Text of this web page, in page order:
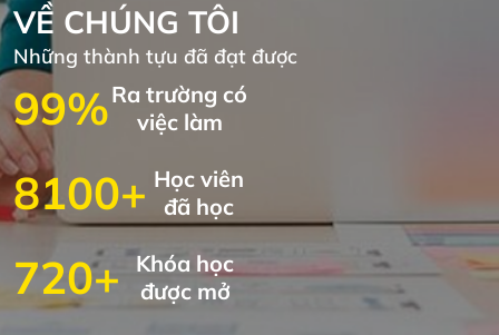
VỀ CHÚNG TÔI
Những thành tựu đã đạt được
99%Ra trường có
việc làm
8100+ Học viên
đã học
720+
Khóa học
được mở